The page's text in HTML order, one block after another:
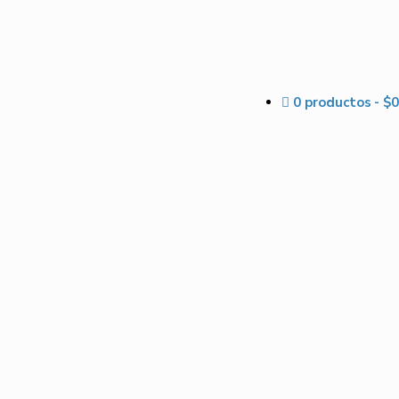
0 productos $0